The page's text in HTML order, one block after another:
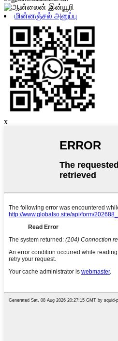
மின்னஞ்சல் அனுப்பு
x